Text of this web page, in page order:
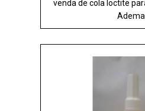
venda de cola loctite